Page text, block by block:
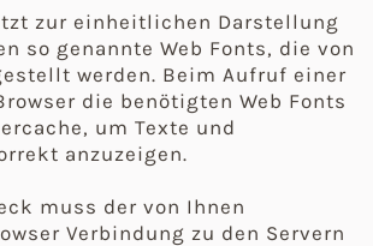
zur einheitlichen Darstellung
so genannte Web Fonts, die von
werden. Beim Aufruf einer
die benötigten Web Fonts
um Texte und
anzuzeigen.
muss der von Ihnen
Verbindung zu den Servern